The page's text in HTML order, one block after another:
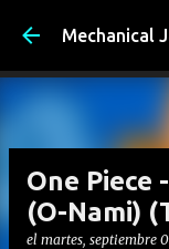
Mechanical
One Piece
(O-Nami)
el martes, septiembre